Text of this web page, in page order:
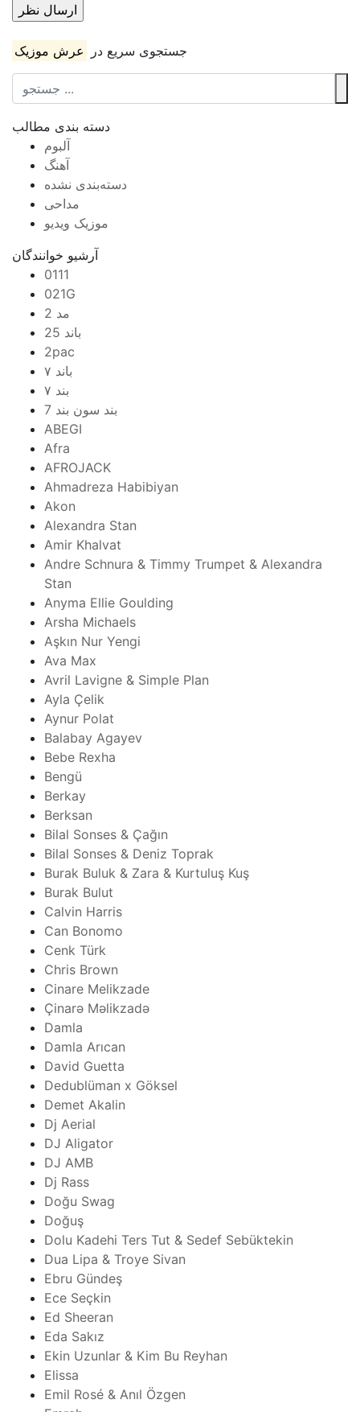
جستجوی سریع در عرش موزیک
دسته بندی مطالب
آلبوم
آهنگ
دسته‌بندی نشده
مداحی
موزیک ویدیو
آرشیو خوانندگان
0111
021G
2 مد
25 باند
2pac
۷ باند
۷ بند
7 بند سون بند
ABEGI
Afra
AFROJACK
Ahmadreza Habibiyan
Akon
Alexandra Stan
Amir Khalvat
Andre Schnura & Timmy Trumpet & Alexandra
Stan
Anyma Ellie Goulding
Arsha Michaels
Aşkın Nur Yengi
Ava Max
Avril Lavigne & Simple Plan
Ayla Çelik
Aynur Polat
Balabay Agayev
Bebe Rexha
Bengü
Berkay
Berksan
Bilal Sonses & Çağın
Bilal Sonses & Deniz Toprak
Burak Buluk & Zara & Kurtuluş Kuş
Burak Bulut
Calvin Harris
Can Bonomo
Cenk Türk
Chris Brown
Cinare Melikzade
Çinarə Məlikzadə
Damla
Damla Arıcan
David Guetta
Dedublüman x Göksel
Demet Akalin
Dj Aerial
DJ Aligator
DJ AMB
Dj Rass
Doğu Swag
Doğuş
Dolu Kadehi Ters Tut & Sedef Sebüktekin
Dua Lipa & Troye Sivan
Ebru Gündeş
Ece Seçkin
Ed Sheeran
Eda Sakız
Ekin Uzunlar & Kim Bu Reyhan
Elissa
Emil Rosé & Anıl Özgen